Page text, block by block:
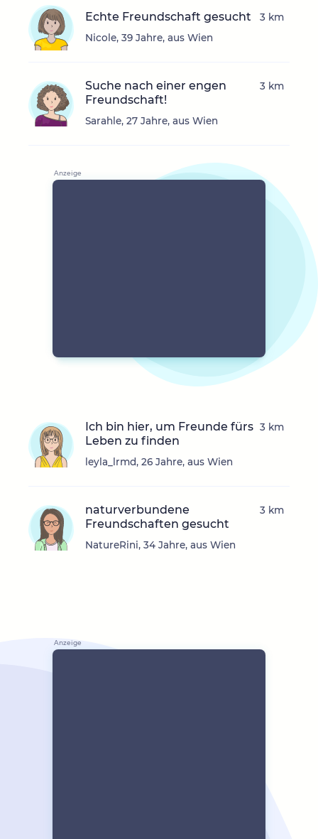
Echte Freundschaft gesucht
Nicole, 39 Jahre, aus Wien
3 km
Suche nach einer engen
Freundschaft!
Sarahle, 27 Jahre, aus Wien
3 km
Ich bin hier, um Freunde fürs
Leben zu finden
leyla_lrmd, 26 Jahre, aus Wien
3 km
naturverbundene
Freundschaften gesucht
NatureRini, 34 Jahre, aus Wien
3 km